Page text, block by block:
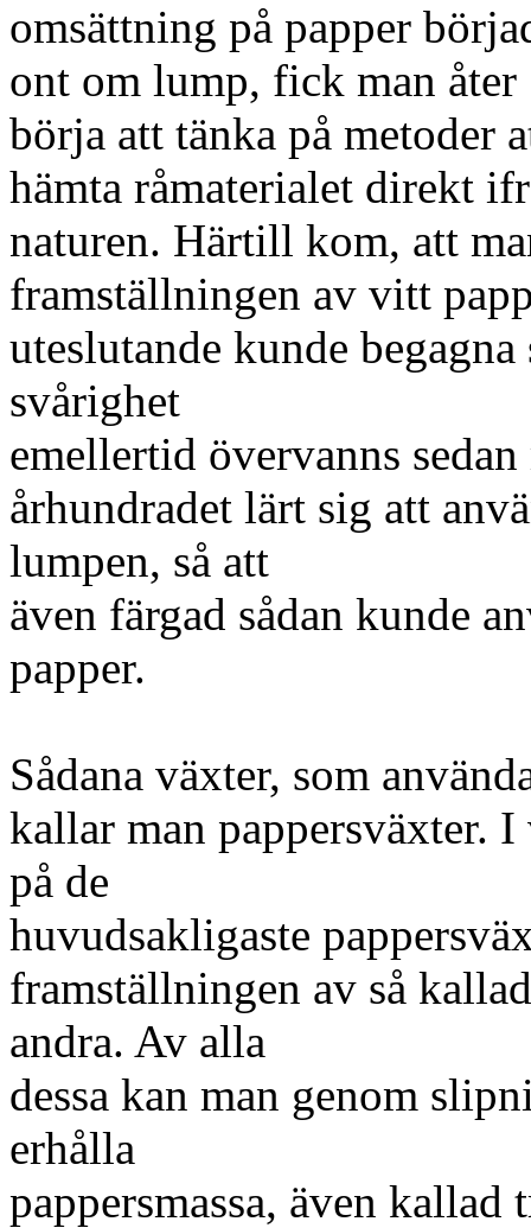
omsättning på papper
ont om lump, fick man åter
börja att tänka på metoder
hämta råmaterialet direkt
naturen. Härtill kom, att
framställningen av vitt
uteslutande kunde
svårighet
emellertid övervanns
århundradet lärt sig att
lumpen, så att
även färgad sådan kunde
papper.
Sådana växter, som
kallar man pappersväxter.
på de
huvudsakligaste
framställningen av så
andra. Av alla
dessa kan man genom
erhålla
pappersmassa, även kallad